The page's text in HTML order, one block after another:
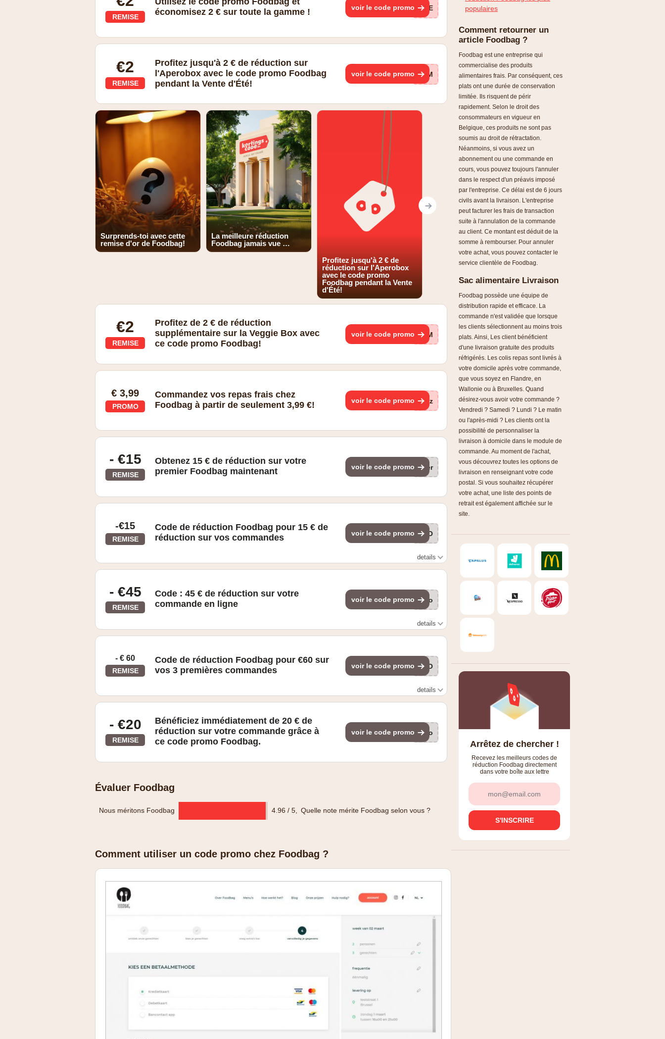
REMISE
économisez 2 € sur toute la gamme !
voir le code promo HOE
€2
REMISE
Profitez jusqu'à 2 € de réduction sur
l'Aperobox avec le code promo Foodbag
pendant la Vente d'Été!
voir le code promo ZOM
Surprends-toi avec cette
remise d'or de Foodbag!
La meilleure réduction
Foodbag jamais vue …
Profitez jusqu'à 2 € de
réduction sur l'Aperobox
avec le code promo
Foodbag pendant la Vente
d'Été!
€2
REMISE
Profitez de 2 € de réduction
supplémentaire sur la Veggie Box avec
ce code promo Foodbag!
voir le code promo ZOM
€ 3,99
PROMO
Commandez vos repas frais chez
Foodbag à partir de seulement 3,99 €!
voir le code promo Ckz
- €15
REMISE
Obtenez 15 € de réduction sur votre
premier Foodbag maintenant
voir le code promo eer
-€15
REMISE
Code de réduction Foodbag pour 15 € de
réduction sur vos commandes
voir le code promo PRO
details
- €45
REMISE
Code : 45 € de réduction sur votre
commande en ligne
voir le code promo foo
details
- € 60
REMISE
Code de réduction Foodbag pour €60 sur
vos 3 premières commandes
voir le code promo PRO
details
- €20
REMISE
Bénéficiez immédiatement de 20 € de
réduction sur votre commande grâce à
ce code promo Foodbag.
voir le code promo Foo
Évaluer Foodbag
Nous méritons Foodbag 4.96 / 5, Quelle note mérite Foodbag selon vous ?
Comment utiliser un code promo chez Foodbag ?
populaires
Comment retourner un
article Foodbag ?
Foodbag est une entreprise qui
commercialise des produits
alimentaires frais. Par conséquent, ces
plats ont une durée de conservation
limitée. Ils risquent de périr
rapidement. Selon le droit des
consommateurs en vigueur en
Belgique, ces produits ne sont pas
soumis au droit de rétractation.
Néanmoins, si vous avez un
abonnement ou une commande en
cours, vous pouvez toujours l'annuler
dans le respect d'un préavis imposé
par l'entreprise. Ce délai est de 6 jours
civils avant la livraison. L'entreprise
peut facturer les frais de transaction
suite à l'annulation de la commande
au client. Ce montant est déduit de la
somme à rembourser. Pour annuler
votre achat, vous pouvez contacter le
service clientèle de Foodbag.
Sac alimentaire Livraison
Foodbag possède une équipe de
distribution rapide et efficace. La
commande n'est validée que lorsque
les clients sélectionnent au moins trois
plats. Ainsi, Les client bénéficient
d'une livraison gratuite des produits
réfrigérés. Les colis repas sont livrés à
votre domicile après votre commande,
que vous soyez en Flandre, en
Wallonie ou à Bruxelles. Quand
désirez-vous avoir votre commande ?
Vendredi ? Samedi ? Lundi ? Le matin
ou l'après-midi ? Les clients ont la
possibilité de personnaliser la
livraison à domicile dans le module de
commande. Au moment de l'achat,
vous découvrez toutes les options de
livraison en renseignant votre code
postal. Si vous souhaitez récupérer
votre achat, une liste des points de
retrait est également affichée sur le
site.
Arrêtez de chercher !
Recevez les meilleurs codes de
réduction Foodbag directement
dans votre boîte aux lettre